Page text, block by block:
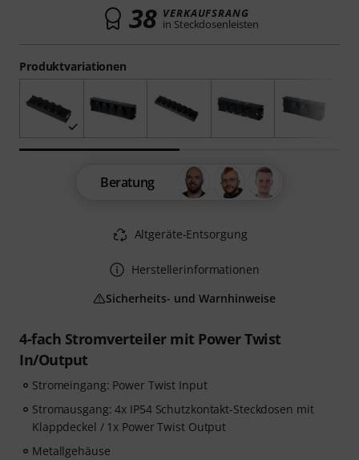
4-fach Stromverteiler mit Power Twist
In/Output
Stromeingang: Power Twist Input
Stromausgang: 4x IP54 Schutzkontakt-Steckdosen mit
Klappdeckel / 1x Power Twist Output
Metallgehäuse
Produktvariationen
38 VERKAUFSRANG
in Steckdosenleisten
Beratung
Altgeräte-Entsorgung
Herstellerinformationen
Sicherheits- und Warnhinweise